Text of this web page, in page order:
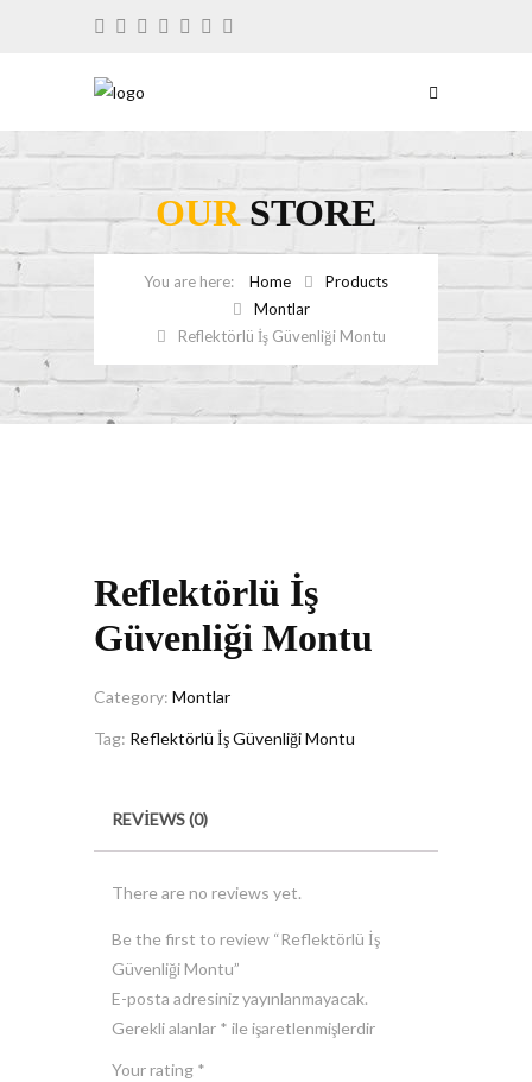
OURSTORE
Home
Products
Montlar
Reflektörlü İş Güvenliği Montu
Reflektörlü İş
Güvenliği Montu
Category: Montlar
Tag: Reflektörlü İş Güvenliği Montu
REVIEWS (0)
There are no reviews yet.
Be the first to review “Reflektörlü İş
Güvenliği Montu”
E-posta adresiniz yayınlanmayacak.
Gerekli alanlar * ile işaretlenmişlerdir
Your rating *